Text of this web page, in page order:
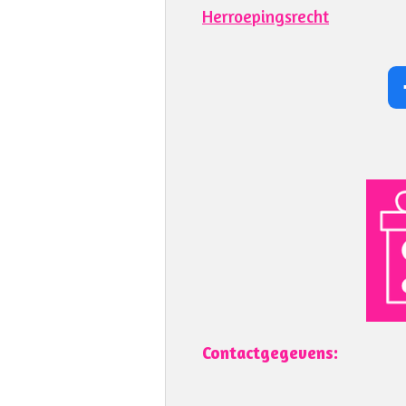
Herroepingsrecht
Contactgegevens: